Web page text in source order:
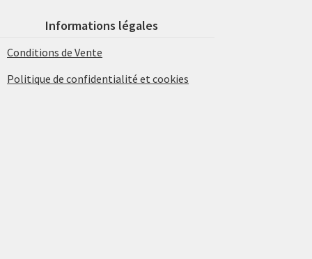
Informations légales
Conditions de Vente
Politique de confidentialité et cookies